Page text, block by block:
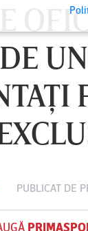
PUBLICAT DE
10 AUG, 21:30
Vs